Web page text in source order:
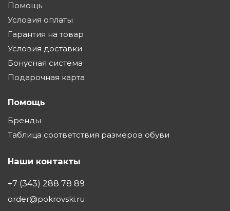
Помощь
Условия оплаты
Гарантия на товар
Условия доставки
Бонусная система
Подарочная карта
Помощь
Бренды
Таблица соответствия размеров обуви
Наши контакты
+7 (343) 288 78 89
order@pokrovski.ru